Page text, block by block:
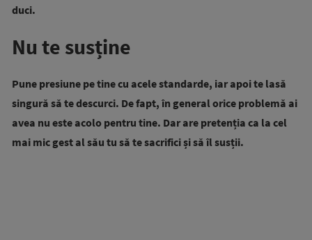
duci.
Nu te susține
Pune presiune pe tine cu acele standarde, iar apoi te lasă
singură să te descurci. De fapt, în general orice problemă ai
avea nu este acolo pentru tine. Dar are pretenția ca la cel
mai mic gest al său tu să te sacrifici și să îl susții.